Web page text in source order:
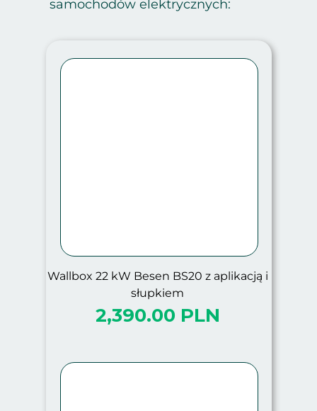
Wallbox 22 kW Besen BS20 z aplikacją i
słupkiem
2,390.00 PLN
samochodów elektrycznych: